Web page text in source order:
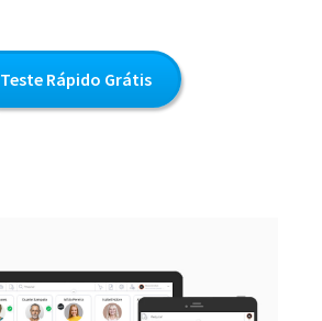
Teste Rápido Grátis